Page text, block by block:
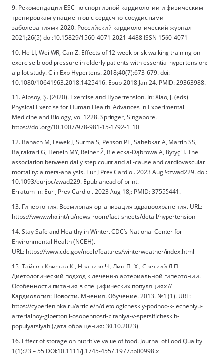
9. Рекомендации ESC по спортивной кардиологии и физическим
тренировкам у пациентов с сердечно-сосудистыми
заболеваниями 2020. Российский кардиологический журнал
2021;26(5) doi:10.15829/1560-4071-2021-4488 ISSN 1560-4071
10. He LI, Wei WR, Can Z. Effects of 12-week brisk walking training on
exercise blood pressure in elderly patients with essential hypertension:
a pilot study. Clin Exp Hypertens. 2018;40(7):673-679. doi:
10.1080/10641963.2018.1425416. Epub 2018 Jan 24. PMID: 29363988.
11. Alpsoy, Ş. (2020). Exercise and Hypertension. In: Xiao, J. (eds)
Physical Exercise for Human Health. Advances in Experimental
Medicine and Biology, vol 1228. Springer, Singapore.
https://doi.org/10.1007/978-981-15-1792-1_10
12. Banach M, Lewek J, Surma S, Penson PE, Sahebkar A, Martin SS,
Bajraktari G, Henein MY, Reiner Ž, Bielecka-Dąbrowa A, Bytyçi I. The
association between daily step count and all-cause and cardiovascular
mortality: a meta-analysis. Eur J Prev Cardiol. 2023 Aug 9:zwad229. doi:
10.1093/eurjpc/zwad229. Epub ahead of print.
Erratum in: Eur J Prev Cardiol. 2023 Aug 18;: PMID: 37555441.
13. Гипертония. Всемирная организация здравоохранения. URL:
https://www.who.int/ru/news-room/fact-sheets/detail/hypertension
14. Stay Safe and Healthy in Winter. CDC’s National Center for
Environmental Health (NCEH).
URL: https://www.cdc.gov/nceh/features/winterweather/index.html
15. Тайсон Кристал К., Нванкво Ч., Лин П.-Х., Светкий Л.П.
Диетологический подход к лечению артериальной гипертонии.
Особенности питания в специфических популяциях //
Кардиология: Новости. Мнения. Обучение. 2013. №1 (1). URL:
https://cyberleninka.ru/article/n/dietologicheskiy-podhod-k-lecheniyu-
arterialnoy-gipertonii-osobennosti-pitaniya-v-spetsificheskih-
populyatsiyah (дата обращения: 30.10.2023)
16. Effect of storage on nutritive value of food. Journal of Food Quality
1(1):23 – 55 DOI:10.1111/j.1745-4557.1977.tb00998.x